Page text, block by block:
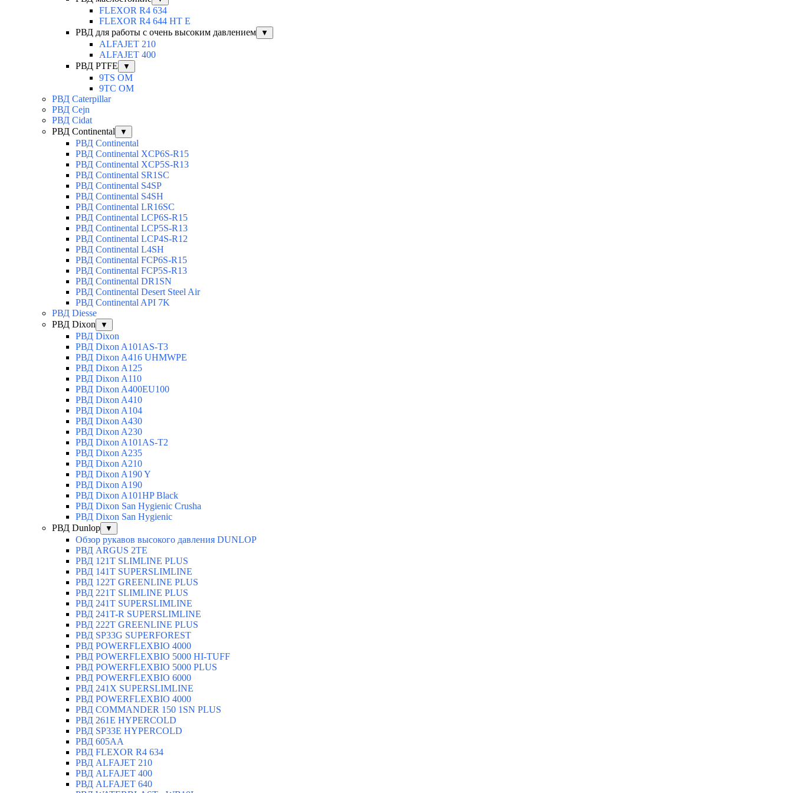
FLEXOR R4 634
FLEXOR R4 644 HT E
РВД для работы с очень высоким давлением
▼
ALFAJET 210
ALFAJET 400
РВД PTFE
▼
9TS OM
9TC OM
РВД Caterpillar
РВД Cejn
РВД Cidat
РВД Continental
▼
РВД Continental
РВД Continental XCP6S-R15
РВД Continental XCP5S-R13
РВД Continental SR1SC
РВД Continental S4SP
РВД Continental S4SH
РВД Continental LR16SC
РВД Continental LCP6S-R15
РВД Continental LCP5S-R13
РВД Continental LCP4S-R12
РВД Continental L4SH
РВД Continental FCP6S-R15
РВД Continental FCP5S-R13
РВД Continental DR1SN
РВД Continental Desert Steel Air
РВД Continental API 7K
РВД Diesse
РВД Dixon
▼
РВД Dixon
РВД Dixon A101AS-T3
РВД Dixon A416 UHMWPE
РВД Dixon A125
РВД Dixon A110
РВД Dixon A400EU100
РВД Dixon A410
РВД Dixon A104
РВД Dixon A430
РВД Dixon A230
РВД Dixon A101AS-T2
РВД Dixon A235
РВД Dixon A210
РВД Dixon A190 Y
РВД Dixon A190
РВД Dixon A101HP Black
РВД Dixon San Hygienic Crusha
РВД Dixon San Hygienic
РВД Dunlop
▼
Обзор рукавов высокого давления DUNLOP
РВД ARGUS 2TE
РВД 121T SLIMLINE PLUS
РВД 141T SUPERSLIMLINE
РВД 122T GREENLINE PLUS
РВД 221T SLIMLINE PLUS
РВД 241T SUPERSLIMLINE
РВД 241T-R SUPERSLIMLINE
РВД 222T GREENLINE PLUS
РВД SP33G SUPERFOREST
РВД POWERFLEXBIO 4000
РВД POWERFLEXBIO 5000 HI-TUFF
РВД POWERFLEXBIO 5000 PLUS
РВД POWERFLEXBIO 6000
РВД 241X SUPERSLIMLINE
РВД POWERFLEXBIO 4000
РВД СOMMANDER 150 1SN PLUS
РВД 261E HYPERCOLD
РВД SP33E HYPERCOLD
РВД 605AA
РВД FLEXOR R4 634
РВД ALFAJET 210
РВД ALFAJET 400
РВД ALFAJET 640